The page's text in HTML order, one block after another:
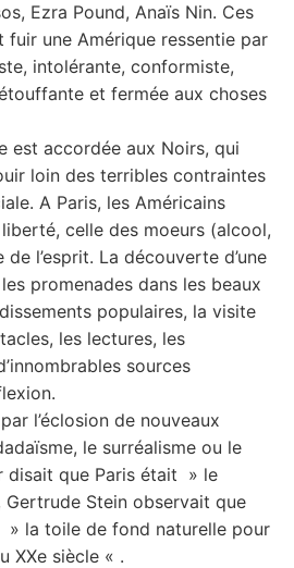
Ezra Pound, Anaïs Nin. Ces
fuir une Amérique ressentie par
intolérante, conformiste,
et fermée aux choses
est accordée aux Noirs, qui
loin des terribles contraintes
A Paris, les Américains
celle des moeurs (alcool,
l’esprit. La découverte d’une
promenades dans les beaux
populaires, la visite
les lectures, les
sources
l’éclosion de nouveaux
le surréalisme ou le
disait que Paris était » le
Stein observait que
la toile de fond naturelle pour
XXe siècle « .